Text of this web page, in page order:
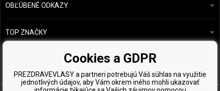
OBĽÚBENÉ ODKAZY
Vzorky zdarma
TOP ZNAČKY
Kérastase
Wella Professionals
Zenz Organic
Cookies a GDPR
PREZDRAVEVLASY a partneri potrebujú Váš súhlas na využitie
jednotlivých údajov, aby Vám okrem iného mohli ukazovať